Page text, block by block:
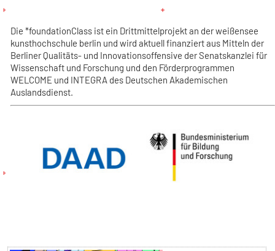
Die *foundationClass ist ein Drittmittelprojekt an der weißensee
kunsthochschule berlin und wird aktuell finanziert aus Mitteln der
Berliner Qualitäts- und Innovationsoffensive der Senatskanzlei für
Wissenschaft und Forschung und den Förderprogrammen
WELCOME und INTEGRA des Deutschen Akademischen
Auslandsdienst.